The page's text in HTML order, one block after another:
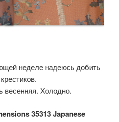
неделе надеюсь добить
весенняя. Холодно.
35313 Japanese